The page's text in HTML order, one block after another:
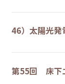
46）太陽光
第55回 床下